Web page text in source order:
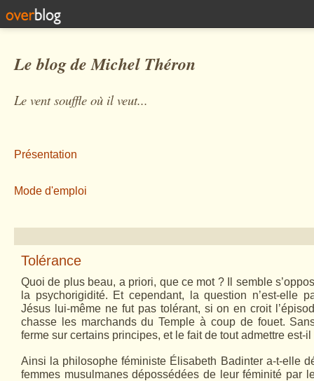
Le blog de Michel Théron
Le vent souffle où il veut...
Présentation
Mode d'emploi
Tolérance
Quoi de plus beau, a priori, que ce mot ? Il semble
la psychorigidité. Et cependant, la question n’est-elle
Jésus lui-même ne fut pas tolérant, si on en croit
chasse les marchands du Temple à coup de fouet.
ferme sur certains principes, et le fait de tout admettre est-
Ainsi la philosophe féministe Élisabeth Badinter a-t-elle
femmes musulmanes dépossédées de leur féminité par